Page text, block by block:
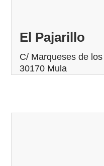
El Pajarillo
C/ Marqueses de
30170 Mula